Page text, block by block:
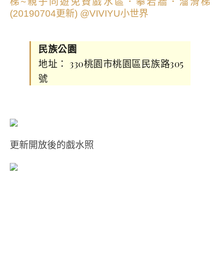
民族公園
地址： 330桃園市桃園區民族路305
號
更新開放後的戲水照